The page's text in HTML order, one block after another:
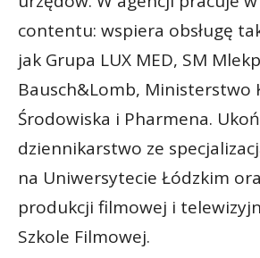
contentu: wspiera obsługę
jak Grupa LUX MED, SM
Bausch&Lomb, Ministerstwo
Środowiska i Pharmena.
dziennikarstwo ze
na Uniwersytecie Łódzkim
produkcji filmowej i
Szkole Filmowej.